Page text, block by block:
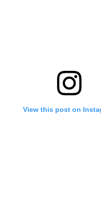
View this post on